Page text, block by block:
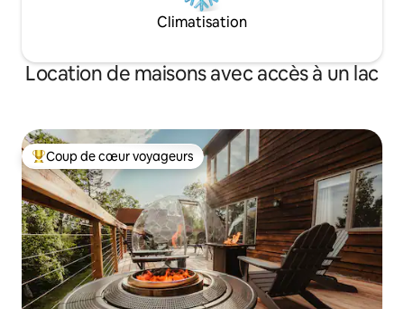
Climatisation
Location de maisons avec accès à un lac
Coups de cœur voyageurs les plus appréciés
Coup de cœur voyageurs